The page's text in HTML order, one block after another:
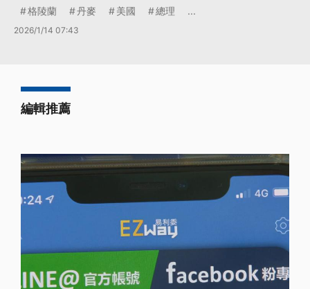
格陵蘭 丹麥 美國 總理 ...
2026/1/14 07:43
編輯推薦